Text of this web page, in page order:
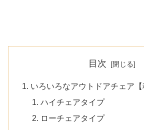
目次
いろいろなアウトドアチェア【
ハイチェアタイプ
ローチェアタイプ